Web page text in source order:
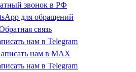
звонок в РФ
для обращений
связь
нам в Telegram
нам в MAX
нам в Telegram